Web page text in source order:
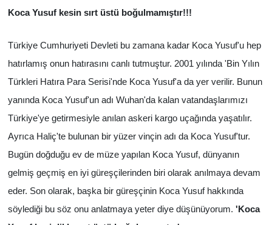
Koca Yusuf kesin sırt üstü boğulmamıştır!!!
Türkiye Cumhuriyeti Devleti bu zamana kadar Koca Yusuf'u hep
hatırlamış onun hatırasını canlı tutmuştur. 2001 yılında 'Bin Yılın
Türkleri Hatıra Para Serisi'nde Koca Yusuf'a da yer verilir. Bunun
yanında Koca Yusuf'un adı Wuhan'da kalan vatandaşlarımızı
Türkiye'ye getirmesiyle anılan askeri kargo uçağında yaşatılır.
Ayrıca Haliç'te bulunan bir yüzer vinçin adı da Koca Yusuf'tur.
Bugün doğduğu ev de müze yapılan Koca Yusuf, dünyanın
gelmiş geçmiş en iyi güreşçilerinden biri olarak anılmaya devam
eder. Son olarak, başka bir güreşçinin Koca Yusuf hakkında
söylediği bu söz onu anlatmaya yeter diye düşünüyorum. 'Koca